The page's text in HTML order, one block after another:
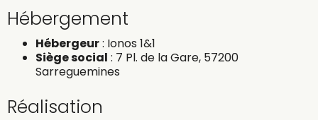
Hébergement
Hébergeur: Ionos 1&1
Siège social : 7 Pl. de la Gare, 57200
Sarreguemines
Réalisation